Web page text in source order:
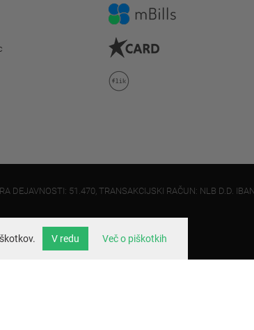
DEJAVNOSTI: 51.470, TRANSAKCIJSKI RAČUN: NLB D.D.
V redu Več o piškotkih